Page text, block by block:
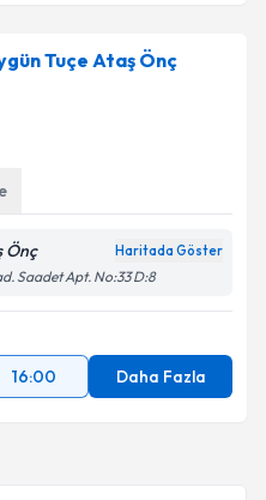
Tuçe Ataş Önç
Önç Haritada Göster
Saadet Apt. No:33 D:8
16:00 Daha Fazla